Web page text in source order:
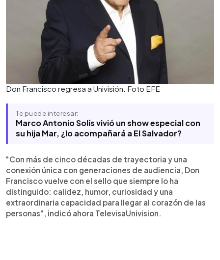
Don Francisco regresa a Univisión. Foto EFE
Te puede interesar:
Marco Antonio Solís vivió un show especial con
su hija Mar, ¿lo acompañará a El Salvador?
"Con más de cinco décadas de trayectoria y una
conexión única con generaciones de audiencia, Don
Francisco vuelve con el sello que siempre lo ha
distinguido: calidez, humor, curiosidad y una
extraordinaria capacidad para llegar al corazón de las
personas", indicó ahora TelevisaUnivision.